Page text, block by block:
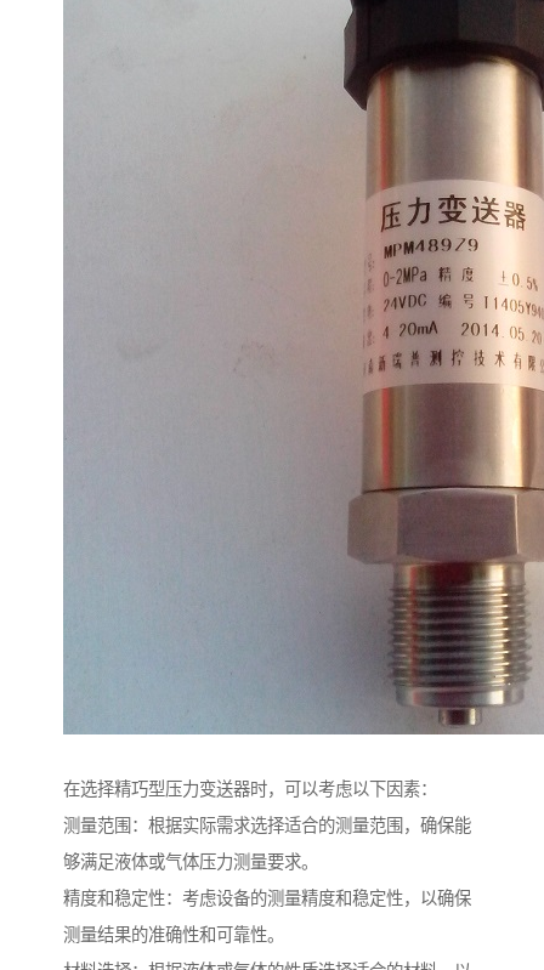
在选择精巧型压力变送器时，可以考虑以下因素：
测量范围：根据实际需求选择适合的测量范围，确保能
够满足液体或气体压力测量要求。
精度和稳定性：考虑设备的测量精度和稳定性，以确保
测量结果的准确性和可靠性。